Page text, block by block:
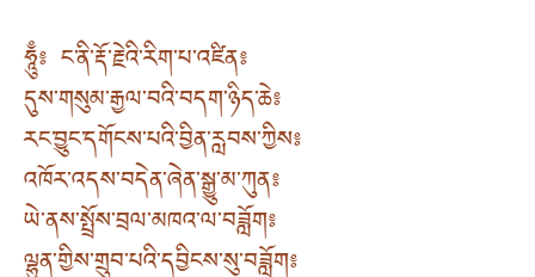
ཧཱུྃ༔ ང་ནི་རྡོ་རྗེའི་རིག་པ་འཛིན༔
དུས་གསུམ་རྒྱལ་བའི་བདག་ཉིད་ཆེ༔
རང་བྱུང་དགོངས་པའི་བྱིན་རླབས་ཀྱིས༔
འཁོར་འདས་བདེན་ཞེན་སྒྱུ་མ་ཀུན༔
ཡེ་ནས་སྤྲོས་བྲལ་མཁའ་ལ་བཟློག༔
ལྷུན་གྱིས་གྲུབ་པའི་དབྱིངས་སུ་བཟློག༔